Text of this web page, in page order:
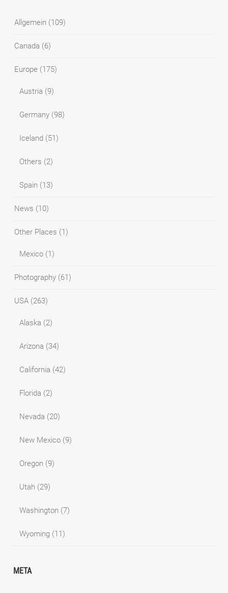
Allgemein (109)
Canada (6)
Europe (175)
Austria (9)
Germany (98)
Iceland (51)
Others (2)
Spain (13)
News (10)
Other Places (1)
Mexico (1)
Photography (61)
USA (263)
Alaska (2)
Arizona (34)
California (42)
Florida (2)
Nevada (20)
New Mexico (9)
Oregon (9)
Utah (29)
Washington (7)
Wyoming (11)
META